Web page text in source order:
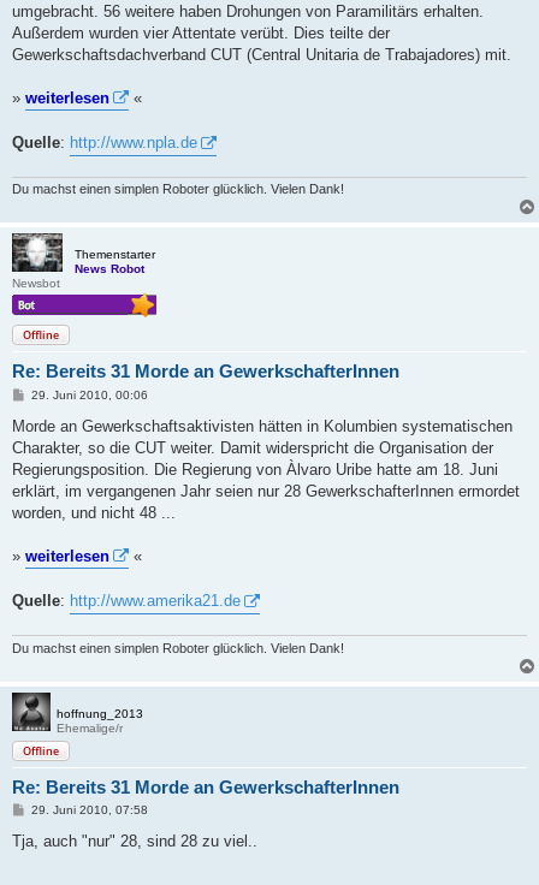
umgebracht. 56 weitere haben Drohungen von Paramilitärs erhalten.
Außerdem wurden vier Attentate verübt. Dies teilte der
Gewerkschaftsdachverband CUT (Central Unitaria de Trabajadores) mit.
» weiterlesen «
Quelle: http://www.npla.de
Du machst einen simplen Roboter glücklich. Vielen Dank!
Themenstarter
News Robot
Newsbot
Offline
Re: Bereits 31 Morde an GewerkschafterInnen
B
i
r
a
g
29. Juni 2010, 00:06
Morde an Gewerkschaftsaktivisten hätten in Kolumbien systematischen
Charakter, so die CUT weiter. Damit widerspricht die Organisation der
Regierungsposition. Die Regierung von Àlvaro Uribe hatte am 18. Juni
erklärt, im vergangenen Jahr seien nur 28 GewerkschafterInnen ermordet
worden, und nicht 48 ...
» weiterlesen «
Quelle: http://www.amerika21.de
Du machst einen simplen Roboter glücklich. Vielen Dank!
hoffnung_2013
Ehemalige/r
Offline
Re: Bereits 31 Morde an GewerkschafterInnen
B
i
29. Juni 2010, 07:58
Tja, auch "nur" 28, sind 28 zu viel..